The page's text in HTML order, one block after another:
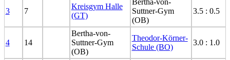
3 7
Kreisgym Halle
(GT)
Bertha-von-
Suttner-Gym
(OB)
3.5 : 0.5
4 14
Bertha-von-
Suttner-Gym
(OB)
Theodor-Körner-
Schule (BO)
3.0 : 1.0